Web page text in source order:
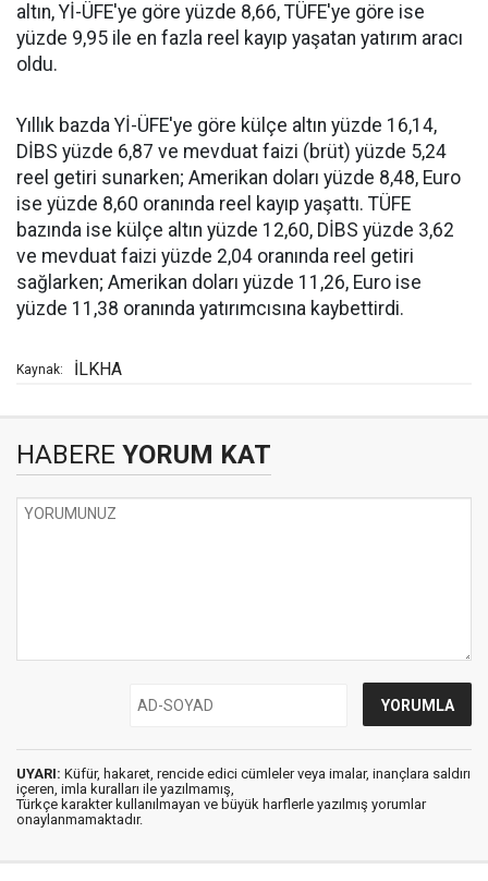
altın, Yİ-ÜFE'ye göre yüzde 8,66, TÜFE'ye göre ise
yüzde 9,95 ile en fazla reel kayıp yaşatan yatırım aracı
oldu.
Yıllık bazda Yİ-ÜFE'ye göre külçe altın yüzde 16,14,
DİBS yüzde 6,87 ve mevduat faizi (brüt) yüzde 5,24
reel getiri sunarken; Amerikan doları yüzde 8,48, Euro
ise yüzde 8,60 oranında reel kayıp yaşattı. TÜFE
bazında ise külçe altın yüzde 12,60, DİBS yüzde 3,62
ve mevduat faizi yüzde 2,04 oranında reel getiri
sağlarken; Amerikan doları yüzde 11,26, Euro ise
yüzde 11,38 oranında yatırımcısına kaybettirdi.
Kaynak: İLKHA
HABERE YORUM KAT
UYARI: Küfür, hakaret, rencide edici cümleler veya imalar, inançlara saldırı
içeren, imla kuralları ile yazılmamış,
Türkçe karakter kullanılmayan ve büyük harflerle yazılmış yorumlar
onaylanmamaktadır.